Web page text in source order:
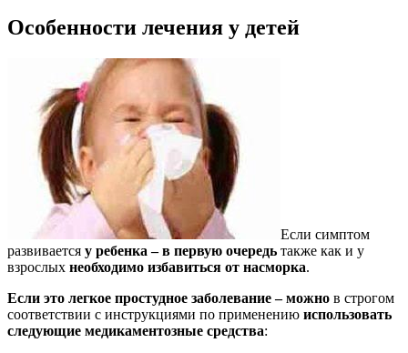
Особенности лечения у детей
Если симптом
развивается у ребенка – в первую очередь также как и у
взрослых необходимо избавиться от насморка.
Если это легкое простудное заболевание – можно в строгом
соответствии с инструкциями по применению использовать
следующие медикаментозные средства: